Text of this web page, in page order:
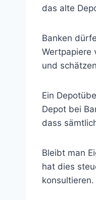
das alte
Banken
Wertpapiere
und
Ein
Depot bei
dass
Bleibt man
hat dies